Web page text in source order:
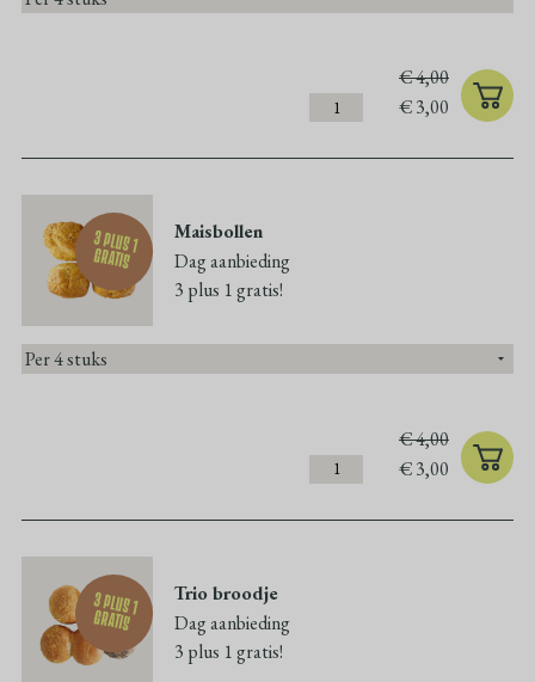
€4,00
€3,00
3 plus 1
gratis
Maisbollen
Dag aanbieding
3 plus 1 gratis!
€4,00
€3,00
3 plus 1
gratis
Trio broodje
Dag aanbieding
3 plus 1 gratis!